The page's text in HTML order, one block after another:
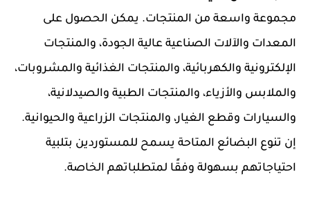
مجموعة واسعة من المنتجات. يمكن الحصول على
المعدات والآلات الصناعية عالية الجودة، والمنتجات
الإلكترونية والكهربائية، والمنتجات الغذائية والمشروبات،
والملابس والأزياء، والمنتجات الطبية والصيدلانية،
والسيارات وقطع الغيار، والمنتجات الزراعية والحيوانية.
إن تنوع البضائع المتاحة يسمح للمستوردين بتلبية
احتياجاتهم بسهولة وفقًا لمتطلباتهم الخاصة.